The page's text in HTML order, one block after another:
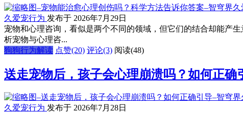
久爱宠行为 发布于 2026年7月29日
宠物和心理咨询，看似是两个不同的领域，但它们的结合却能产
析宠物与心理咨...
狗狗行为解读 点赞(20) 评论(3) 阅读(48)
送走宠物后，孩子会心理崩溃吗？如何正确
久爱宠行为 发布于 2026年7月28日